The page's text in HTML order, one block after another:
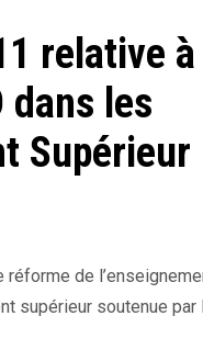
relative à
dans les
Supérieur
de
supérieur soutenue par